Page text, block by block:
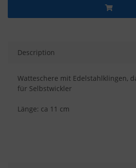
Description
Watteschere mit Edelstahlklingen,
für Selbstwickler
Länge: ca 11 cm